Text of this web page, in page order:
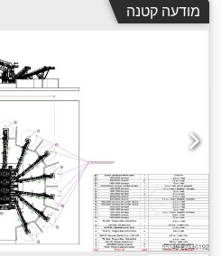
מודעה קטנה